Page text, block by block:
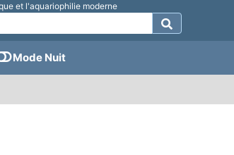
et l'aquariophilie moderne
Mode Nuit